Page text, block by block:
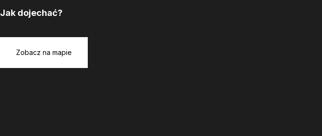
Jak dojechać?
Zobacz na mapie